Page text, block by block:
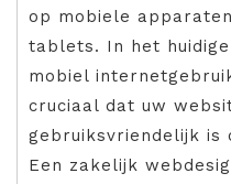
op mobiele
tablets. In het
mobiel
cruciaal dat uw
gebruiksvriendelijk is
Een zakelijk